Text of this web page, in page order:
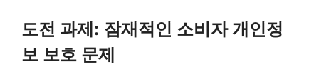
도전 과제: 잠재적인 소비자 개인정
보 보호 문제